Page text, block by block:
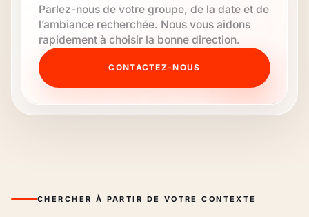
Parlez-nous de votre groupe, de la date et de
l’ambiance recherchée. Nous vous aidons
rapidement à choisir la bonne direction.
CONTACTEZ-NOUS
CHERCHER À PARTIR DE VOTRE CONTEXTE